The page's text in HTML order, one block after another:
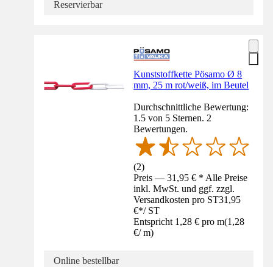
Reservierbar
Kunststoffkette Pösamo Ø 8
mm, 25 m rot/weiß, im Beutel
Durchschnittliche Bewertung:
1.5 von 5 Sternen. 2
Bewertungen.
(2)
Preis — 31,95 € * Alle Preise
inkl. MwSt. und ggf. zzgl.
Versandkosten pro ST31,95
€*/ ST
Entspricht 1,28 € pro m(1,28
€/ m)
Online bestellbar